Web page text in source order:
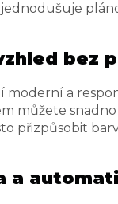
bez
moderní a
můžete
přizpůsobit
a